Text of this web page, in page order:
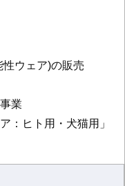
ウェア)の販売
業
：ヒト用・犬猫用」